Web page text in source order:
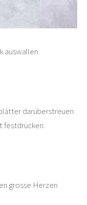
auswallen.
darüberstreuen
festdrücken.
grosse Herzen